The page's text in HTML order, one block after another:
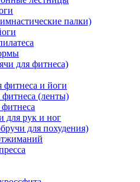
палки)
для фитнеса)
фитнеса и йоги
фитнеса (ленты)
для рук и ног
для похудения)